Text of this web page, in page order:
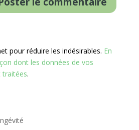
pour réduire les indésirables. En
dont les données de vos
traitées.